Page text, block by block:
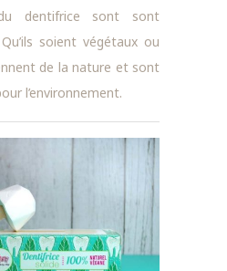
dentifrice sont sont
soient végétaux ou
de la nature et sont
l’environnement.